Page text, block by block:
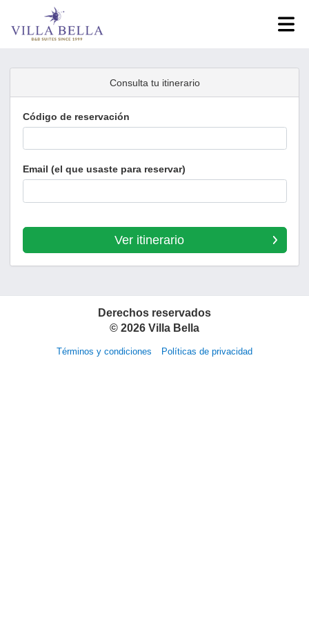
Consulta tu itinerario
Código de reservación
Email (el que usaste para reservar)
Ver itinerario
Derechos reservados
© 2026 Villa Bella
Términos y condiciones Políticas de privacidad